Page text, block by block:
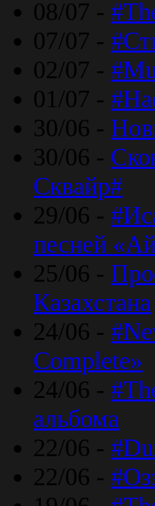
08/07 -
07/07 -
02/07 -
01/07 -
30/06 -
30/06 -
Сквайр#
29/06 -
песней
25/06 -
Казахстана
24/06 -
Complete»
24/06 -
альбома
22/06 -
22/06 -